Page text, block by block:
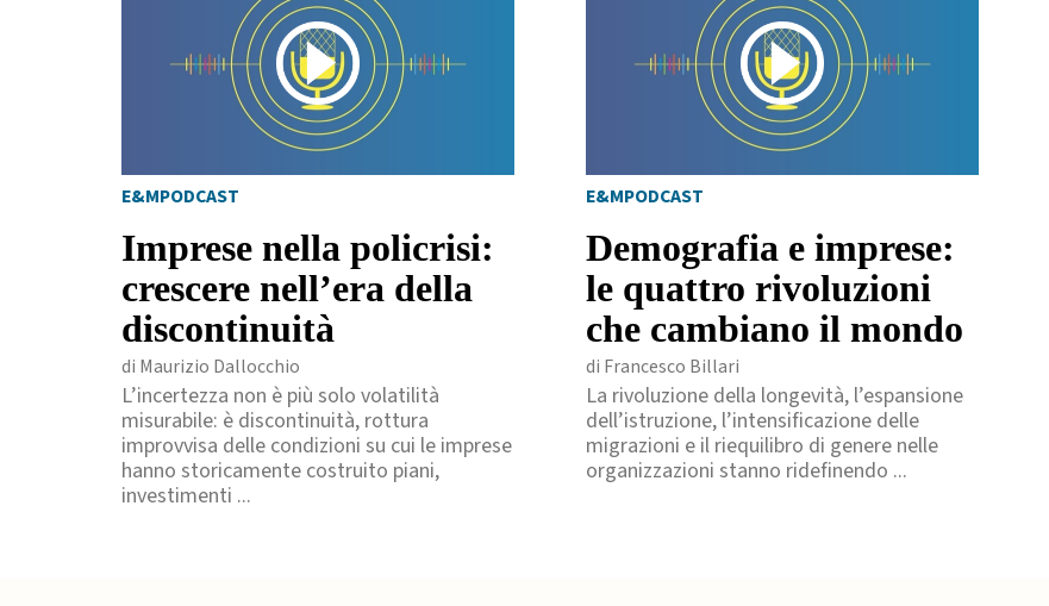
E&MPODCAST
Imprese nella policrisi:
crescere nell’era della
discontinuità
di Maurizio Dallocchio
L’incertezza non è più solo volatilità
misurabile: è discontinuità, rottura
improvvisa delle condizioni su cui le imprese
hanno storicamente costruito piani,
investimenti ...
E&MPODCAST
Demografia e imprese:
le quattro rivoluzioni
che cambiano il mondo
di Francesco Billari
La rivoluzione della longevità, l’espansione
dell’istruzione, l’intensificazione delle
migrazioni e il riequilibro di genere nelle
organizzazioni stanno ridefinendo ...